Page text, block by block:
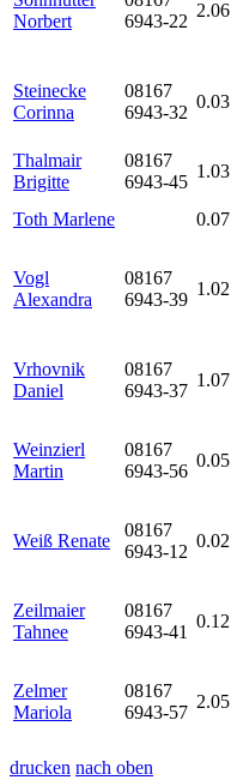
Norbert
6943-22
2.06
Steinecke
Corinna
08167
6943-32
0.03
Thalmair
Brigitte
08167
6943-45
1.03
Toth Marlene
0.07
Vogl
Alexandra
08167
6943-39
1.02
Vrhovnik
Daniel
08167
6943-37
1.07
Weinzierl
Martin
08167
6943-56
0.05
Weiß Renate
08167
6943-12
0.02
Zeilmaier
Tahnee
08167
6943-41
0.12
Zelmer
Mariola
08167
6943-57
2.05
drucken nach oben